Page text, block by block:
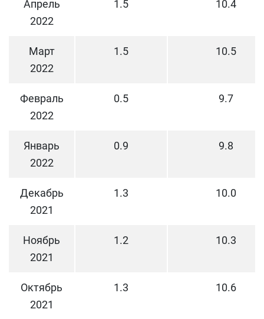
Апрель
2022
1.5 10.4
Март
2022
1.5 10.5
Февраль
2022
0.5 9.7
Январь
2022
0.9 9.8
Декабрь
2021
1.3 10.0
Ноябрь
2021
1.2 10.3
Октябрь
2021
1.3 10.6